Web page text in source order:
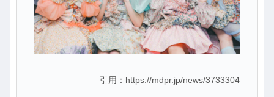
引用：https://mdpr.jp/news/3733304